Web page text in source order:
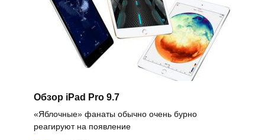
Обзор iPad Pro 9.7
«Яблочные» фанаты обычно очень бурно
реагируют на появление